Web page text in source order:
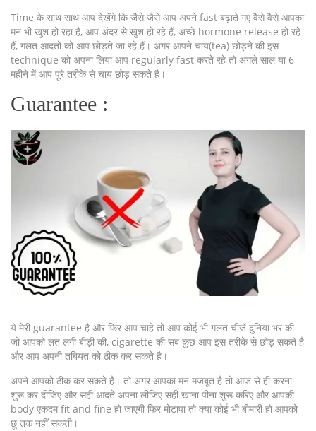
Time के साथ साथ आप देखेंगे कि जैसे जैसे आप अपने fast बढ़ाते गए वैसे वैसे आपका
मन भी खुश हो रहा है, आप अंदर से खुश हो रहे हैं, अच्छे hormone release हो रहे
हैं, गलत आदतों को आप छोड़ते जा रहे हैं। अगर आपने चाय(tea) छोड़ने की इस
technique को अपना लिया आप regularly fast करते रहे तो अगले साल या 6
महीने में आप पूरे तरीके से चाय छोड़ सकते है।
Guarantee :
ये मेरी guarantee है और फिर आप चाहे तो आप कोई भी गलत चीजें दुनिया भर की
जो आपको लत लगी बीड़ी की, cigarette की सब कुछ आप इस तरीके से छोड़ सकते है
और आप अपनी तबियत को ठीक कर सकते है।
अपने आपको ठीक कर सकते है। तो अगर आपका मन मजबूत है तो आज से ही करना
शुरू कर दीजिए और सही आदते अपना लीजिए सही खाना पीना शुरू करिए और आपकी
body एकदम fit and fine हो जाएगी फिर मोटापा तो क्या कोई भी बीमारी हो आपको
छू तक नहीं सकती।